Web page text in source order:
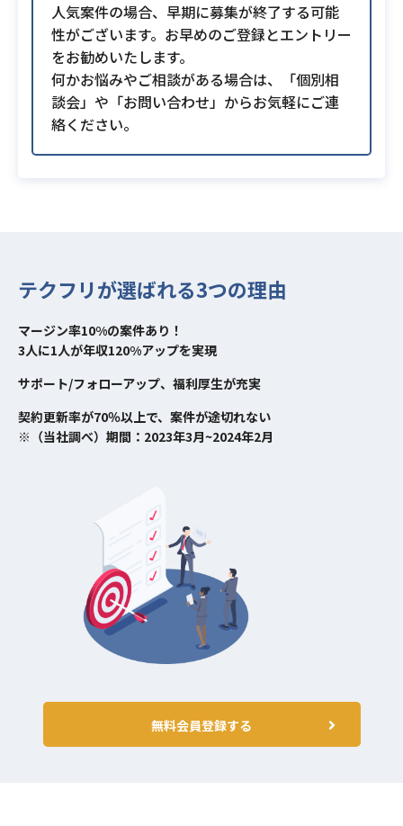
人気案件の場合、早期に募集が終了する可能
性がございます。お早めのご登録とエントリー
をお勧めいたします。
何かお悩みやご相談がある場合は、「個別相
談会」や「お問い合わせ」からお気軽にご連
絡ください。
テクフリが選ばれる3つの理由
マージン率10%の案件あり！
3人に1人が年収120%アップを実現
サポート/フォローアップ、福利厚生が充実
契約更新率が70％以上で、案件が途切れない
※（当社調べ）期間：2023年3月~2024年2月
無料会員登録する